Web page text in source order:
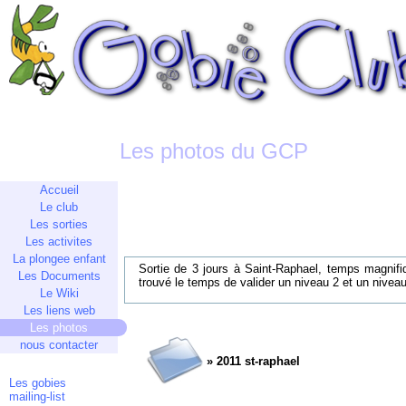
Les photos du GCP
Accueil
Le club
Les sorties
Les activites
La plongee enfant
Les Documents
Le Wiki
Les liens web
Les photos
nous contacter
Les gobies
mailing-list
Sortie de 3 jours à Saint-Raphael, temps
trouvé le temps de valider un niveau 2 et un
» 2011 st-raphael